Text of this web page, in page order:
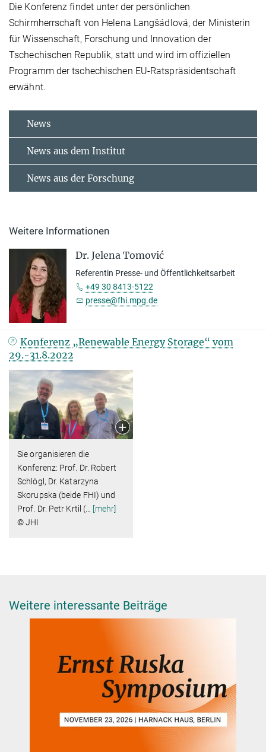
Die Konferenz findet unter der persönlichen
Schirmherrschaft von Helena Langšádlová, der Ministerin
für Wissenschaft, Forschung und Innovation der
Tschechischen Republik, statt und wird im offiziellen
Programm der tschechischen EU-Ratspräsidentschaft
erwähnt.
News
News aus dem Institut
News aus der Forschung
Weitere Informationen
Dr. Jelena Tomović
Referentin Presse- und Öffentlichkeitsarbeit
+49 30 8413-5122
presse@fhi.mpg.de
Konferenz „Renewable Energy Storage“ vom
29.-31.8.2022
Sie organisieren die
Konferenz: Prof. Dr. Robert
Schlögl, Dr. Katarzyna
Skorupska (beide FHI) und
Prof. Dr. Petr Krtil (… [mehr]
© JHI
Weitere interessante Beiträge